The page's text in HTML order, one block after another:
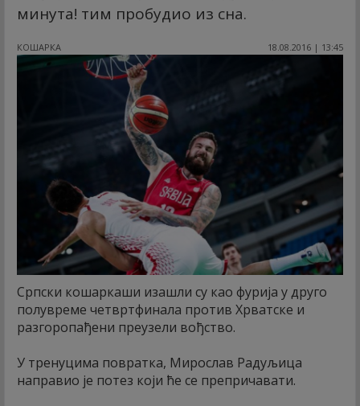
минута! тим пробудио из сна.
КОШАРКА 18.08.2016 | 13:45
Српски кошаркаши изашли су као фурија у друго
полувреме четвртфинала против Хрватске и
разгоропађени преузели вођство.
У тренуцима повратка, Мирослав Радуљица
направио је потез који ће се препричавати.